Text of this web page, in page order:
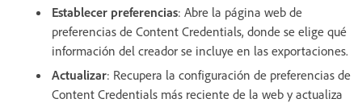
Establecer preferencias: Abre la página web de
preferencias de Content Credentials, donde se elige qué
información del creador se incluye en las exportaciones.
Actualizar: Recupera la configuración de preferencias de
Content Credentials más reciente de la web y actualiza